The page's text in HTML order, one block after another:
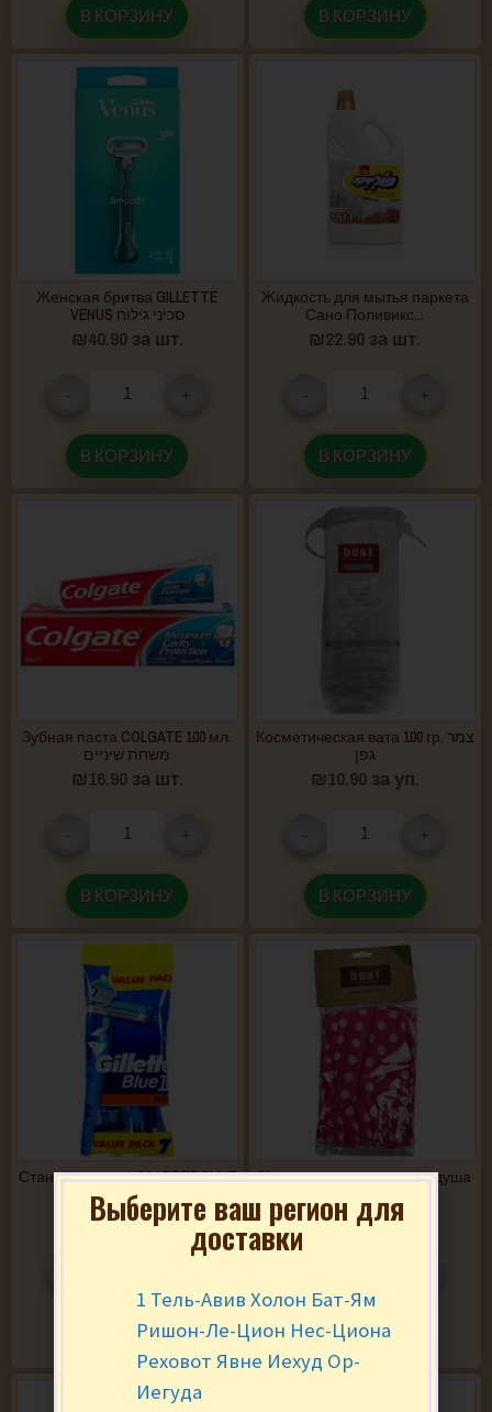
В КОРЗИНУ В КОРЗИНУ
Женская бритва GILLETTE
VENUS סכיני גילוח
₪40.90 за шт.
В КОРЗИНУ
Жидкость для мытья паркета
Сано Поливикс...
₪22.90 за шт.
В КОРЗИНУ
Зубная паста COLGATE 100 мл.
משחת שיניים
₪16.90 за шт.
В КОРЗИНУ
Косметическая вата 100 гр. צמר
גפן
₪10.90 за уп.
В КОРЗИНУ
Станки мужские GILLETTE BLIUE
18.90за уп.
В КОРЗИНУ
Хлопковая шапочка для душа
₪15.90 за шт.
В КОРЗИНУ
Выберите ваш регион для
доставки
1 Тель-Авив Холон Бат-Ям
Ришон-Ле-Цион Нес-Циона
Реховот Явне Иехуд Ор-
Иегуда